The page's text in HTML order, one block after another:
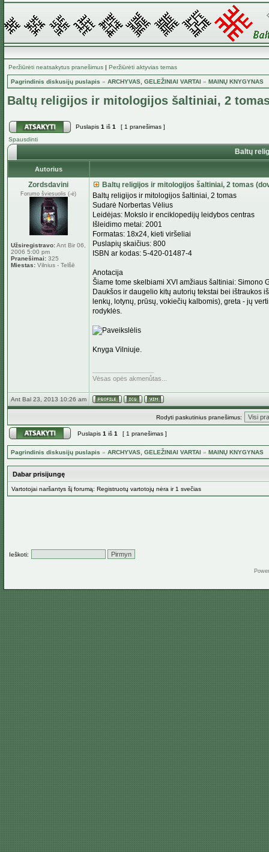
Peržiūrėti neatsakytus pranešimus | Peržiūrėti aktyvias temas
Pagrindinis diskusijų puslapis » ARCHYVAS, GELEŽINIAI VARTAI » MAINŲ KNYGYNAS
Baltų religijos ir mitologijos šaltiniai, 2
Puslapis 1 iš 1
[ 1 pranešimas ]
Spausdinti
Baltų
Autorius
Zordsdavini
Forumo šviesuolis (-ė)
Užsiregistravo:Ant Bir 06,
2006 5:00 pm
Pranešimai: 325
Miestas: Vilnius - Telšē
Baltų religijos ir mitologijos šaltiniai, 2 tomas
Baltų religijos ir mitologijos šaltiniai, 2 tomas
Sudarė Norbertas Vėlius
Leidėjas: Mokslo ir enciklopedijų leidybos centras
Išleidimo metai: 2001
Formatas: 18x24, kieti viršeliai
Puslapių skaičius: 800
ISBN ar kodas: 5-420-01487-4
Anotacija
Šiame tome skelbiami XVI amžiaus šaltiniai: Simono
Daukšos ir daugelio kitų autorių tekstai bei ištraukos
lenkų, lotynų, prūsų, vokiečių kalbomis), greta - jų
rodyklės.
Knyga Vilniuje.
Vėsas opės akmenůtas...
Ant Bal 23, 2013 10:26 am
Rodyti paskutinius pranešimus:
Puslapis 1 iš 1 [ 1 pranešimas ]
Pagrindinis diskusijų puslapis » ARCHYVAS, GELEŽINIAI VARTAI » MAINŲ KNYGYNAS
Dabar prisijungę
Vartotojai naršantys šį forumą: Registruotų vartotojų nėra ir 1 svečias
Ieškoti: